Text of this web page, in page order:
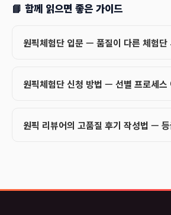
📘 함께 읽으면 좋은 가이드
원픽체험단 입문 — 품질이 다른 체험단
원픽체험단 신청 방법 — 선별 프로세스
원픽 리뷰어의 고품질 후기 작성법 —